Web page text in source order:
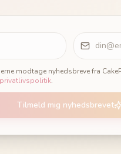
modtage nyhedsbreve fra
privatlivspolitik.
Tilmeld mig nyhedsbrevet